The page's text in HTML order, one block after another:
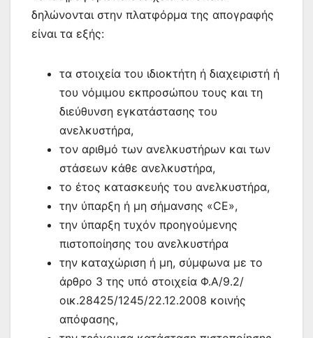
δηλώνονται στην πλατφόρμα της απογραφής
είναι τα εξής:
τα στοιχεία του ιδιοκτήτη ή διαχειριστή ή
του νόμιμου εκπροσώπου τους και τη
διεύθυνση εγκατάστασης του
ανελκυστήρα,
τον αριθμό των ανελκυστήρων και των
στάσεων κάθε ανελκυστήρα,
το έτος κατασκευής του ανελκυστήρα,
την ύπαρξη ή μη σήμανσης «CE»,
την ύπαρξη τυχόν προηγούμενης
πιστοποίησης του ανελκυστήρα
την καταχώριση ή μη, σύμφωνα με το
άρθρο 3 της υπό στοιχεία Φ.Α/9.2/
οικ.28425/1245/22.12.2008 κοινής
απόφασης,